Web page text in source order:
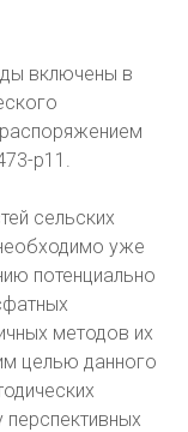
включены в
р11.
сельских
уже
потенциально
методов их
целью данного
перспективных